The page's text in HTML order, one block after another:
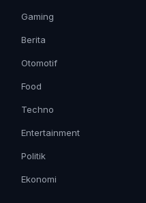
Gaming
Berita
Otomotif
Food
Techno
Entertainment
Politik
Ekonomi